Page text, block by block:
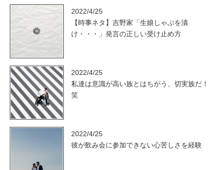
2022/4/25
【時事ネタ】吉野家「生娘しゃぶを漬
け・・・」発言の正しい受け止め方
2022/4/25
私達は意識が高い族とはちがう、切実族だ！
笑
2022/4/25
彼が飲み会に参加できない心苦しさを経験